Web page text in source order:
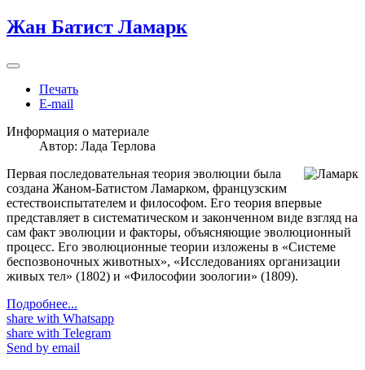
Жан Батист Ламарк
Печать
E-mail
Информация о материале
Автор: Лада Терлова
Первая последовательная теория эволюции была
создана Жаном-Батистом Ламарком, французским
естествоиспытателем и философом. Его теория впервые
представляет в систематическом и законченном виде взгляд на
сам факт эволюции и факторы, объясняющие эволюционный
процесс. Его эволюционные теории изложены в «Системе
беспозвоночных животных», «Исследованиях организации
живых тел» (1802) и «Философии зоологии» (1809).
Подробнее...
share with Whatsapp
share with Telegram
Send by email